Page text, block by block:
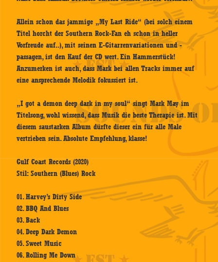
Allein schon das jammige „My Last Ride“ (bei solch einem
Titel horcht der Southern Rock-Fan eh schon in heller
Vorfreude auf..), mit seinen E-Gitarrenvariationen und -
passagen, ist den Kauf der CD wert. Ein Hammerstück!
Anzumerken ist auch, dass Mark bei allen Tracks immer auf
eine ansprechende Melodik fokussiert ist.
„I got a demon deep dark in my soul“ singt Mark May im
Titelsong, wohl wissend, dass Musik die beste Therapie ist. Mit
diesem saustarken Album dürfte dieser ein für alle Male
vertrieben sein. Absolute Empfehlung, klasse!
Gulf Coast Records (2020)
Stil: Southern (Blues) Rock
01. Harvey’s Dirty Side
02. BBQ And Blues
03. Back
04. Deep Dark Demon
05. Sweet Music
06. Rolling Me Down